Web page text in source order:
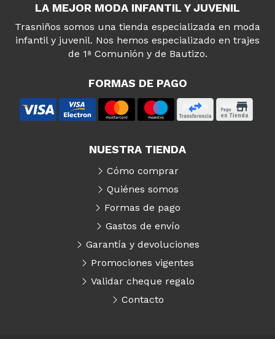
LA MEJOR MODA INFANTIL Y JUVENIL
Trasniños somos una tienda especializada en moda
infantil y juvenil. Nos hemos especializado en trajes
de 1ª Comunión y de Bautizo.
FORMAS DE PAGO
NUESTRA TIENDA
Cómo comprar
Quiénes somos
Formas de pago
Gastos de envío
Garantía y devoluciones
Promociones vigentes
Validar cheque regalo
Contacto